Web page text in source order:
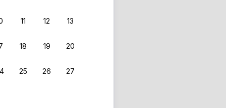
11 12 13
18 19 20
25 26 27